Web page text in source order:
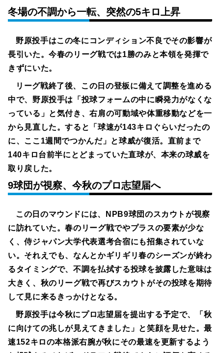
冬場の不調から一転、突然の5キロ上昇
野原投手はこの冬にコンディション不良でその影響が
長引いた。今春のリーグ戦では1勝のみと本領を発揮で
きずにいた。
リーグ戦終了後、この日の登板に備えて調整を進める
中で、野原投手は「投球フォームの中に瞬発力がなくな
っている」と気付き、右肩の可動域や体重移動などを一
から見直した。すると「球速が143キロぐらいだったの
に、ここ1週間でつかんだ」と球威が復活。直前まで
140キロ台前半にとどまっていた直球が、本来の球威を
取り戻した。
9球団が視察、今秋のプロ志望届へ
この日のマウンドには、NPB9球団のスカウトが視察
に訪れていた。春のリーグ戦でやプラスの要素が少な
く、侍ジャパン大学代表選考合宿にも招集されていな
い。それえでも、なんとかギリギリ春のシーズンが終わ
るタイミングで、不調を払拭する投球を披露した意味は
大きく、秋のリーグ戦で再びスカウトがその投球を期待
して見に来るきっかけとなる。
野原投手は今秋にプロ志望届を提出する予定で、「秋
に向けての兆しが見えてきました」と笑顔を見せた。最
速152キロの本格派右腕が秋にその最速を更新するよう